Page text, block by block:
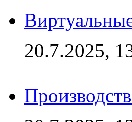
20.7.2025,